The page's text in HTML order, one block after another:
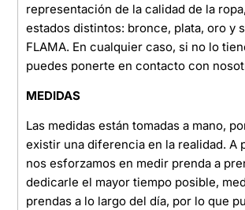
representación de la calidad de la
estados distintos: bronce, plata, oro y
FLAMA. En cualquier caso, si no lo
puedes ponerte en contacto con
MEDIDAS
Las medidas están tomadas a mano,
existir una diferencia en la realidad. A
nos esforzamos en medir prenda a
dedicarle el mayor tiempo posible,
prendas a lo largo del día, por lo que